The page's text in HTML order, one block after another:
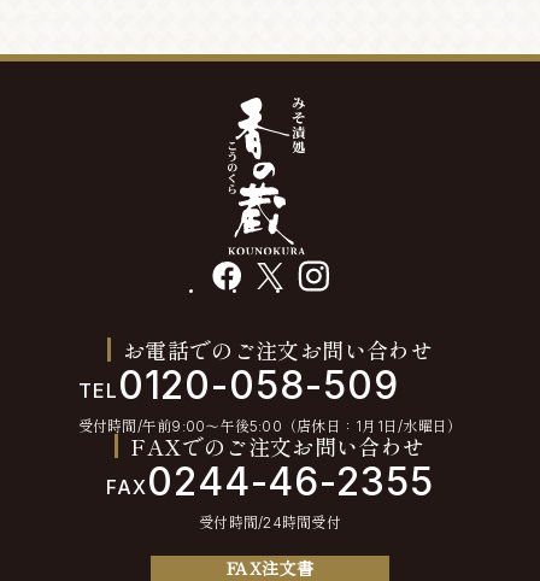
facebook instagram
お電話でのご注文お問い合わせ
TEL 0120-058-509
受付時間/午前9:00〜午後5:00（店休日：1月1日/水曜日）
FAXでのご注文お問い合わせ
FAX 0244-46-2355
受付時間/24時間受付
FAX注文書